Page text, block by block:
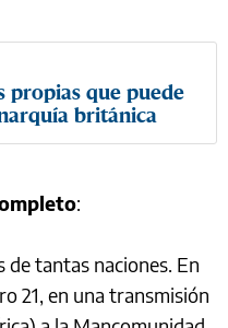
propias que puede
británica
:
de tantas naciones. En
21, en una transmisión